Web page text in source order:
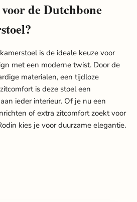
de Dutchbone
is de ideale keuze voor
met een moderne twist. Door de
materialen, een tijdloze
is deze stoel een
ieder interieur. Of je nu een
of extra zitcomfort zoekt voor
kies je voor duurzame elegantie.